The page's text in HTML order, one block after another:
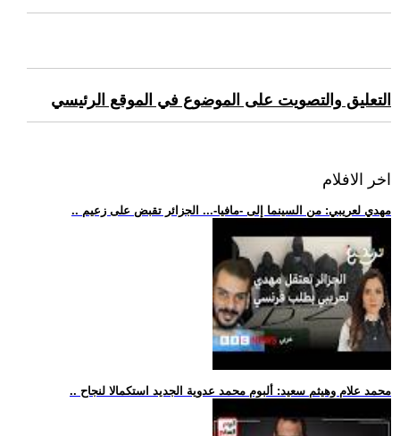
التعليق والتصويت على الموضوع في الموقع الرئيسي
اخر الافلام
.. مهدي لعريبي: من السينما إلى -مافيا-... الجزائر تقبض على زعيم
.. محمد علام وهيثم سعيد: ألبوم محمد عدوية الجديد استكمالا لنجاح